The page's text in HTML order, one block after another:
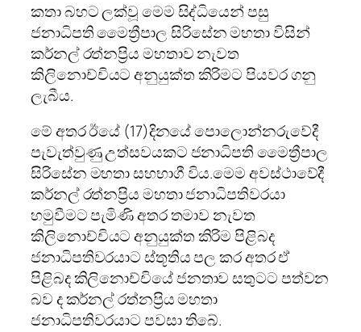
කතා බහට ලක්වූ මෙම සිද්ධියෙන් පසු
ජනාධිපති මෛත්‍රීපාල සිරිසේන මහතා විසින්
කර්නල් රත්නප්‍රිය මහතාව නැවත
කිලිනොච්චියට අනුයුක්ත කිරිමට පියවර ගනු
ලැබීය.
මේ අතර ඊයේ (17)දිනයේ පොලොන්නරුවේදී
පැවැත්වුණු උත්සවයකට ජනාධිපති මෛත්‍රීපාල
සිරිසේන මහතා සහභාගී විය.මෙම අවස්ථාවේදී
කර්නල් රත්නප්‍රිය මහතා ජනාධිපතිවරයා
හමුවීමට පැමිණි අතර තමාව නැවත
කිලිනොච්චියට අනුයුක්ත කිරිම පිළිබද
ජනාධිපතිවරයාට ස්තූතිය පල කර අතර ඒ
පිළිබද කිලිනොච්චියේ ජනතාව සතුටට පත්වන
බව ද කර්නල් රත්නප්‍රිය මහතා
ජනාධිපතිවරයාට පවසා තිබේ.